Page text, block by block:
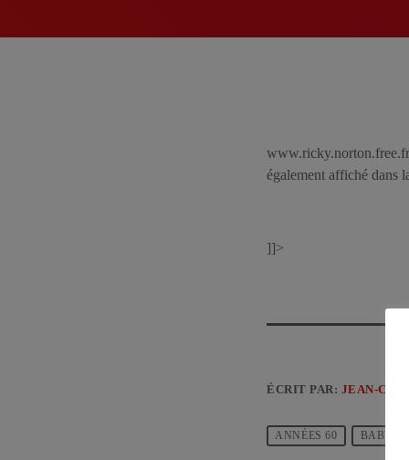
également affiché dans
]]>
ÉCRIT PAR: JEAN-
ANNÉES 60 BABY